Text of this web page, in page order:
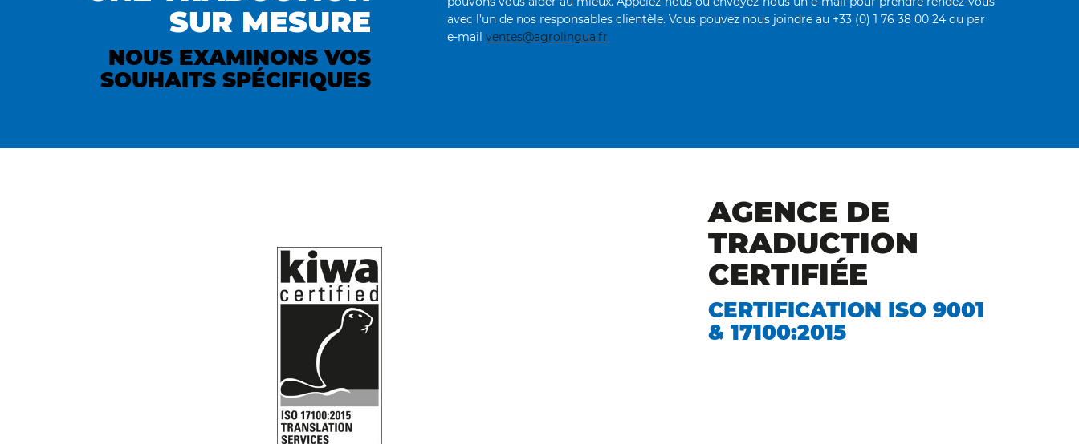
SUR MESURE
NOUS EXAMINONS VOS
SOUHAITS SPÉCIFIQUES
avec l’un de nos responsables clientèle. Vous pouvez nous joindre au +33 (0) 1 76 38 00 24 ou par
e-mail ventes@agrolingua.fr
AGENCE DE
TRADUCTION
CERTIFIÉE
CERTIFICATION ISO 9001
& 17100:2015